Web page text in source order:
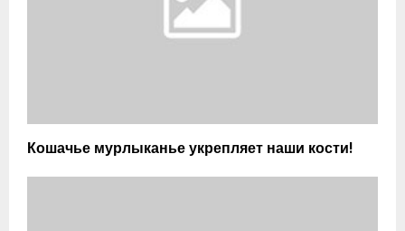
Кошачье мурлыканье укрепляет наши кости!